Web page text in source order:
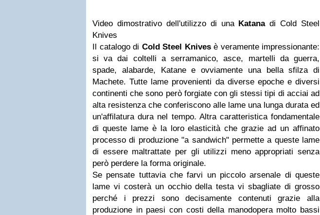
Video dimostrativo dell'utilizzo di una Katanadi Cold Steel
Knives
Il catalogo di Cold Steel Knivesè veramente impressionante:
si va dai coltelli a serramanico, asce, martelli da guerra,
spade, alabarde, Katane e ovviamente una bella sfilza di
Machete. Tutte lame provenienti da diverse epoche e diversi
continenti che sono però forgiate con gli stessi tipi di acciai ad
alta resistenza che conferiscono alle lame una lunga durata ed
un'affilatura dura nel tempo. Altra caratteristica fondamentale
di queste lame è la loro elasticità che grazie ad un affinato
processo di produzione "a sandwich" permette a queste lame
di essere maltrattate per gli utilizzi meno appropriati senza
però perdere la forma originale.
Se pensate tuttavia che farvi un piccolo arsenale di queste
lame vi costerà un occhio della testa vi sbagliate di grosso
perché i prezzi sono decisamente contenuti grazie alla
produzione in paesi con costi della manodopera molto bassi